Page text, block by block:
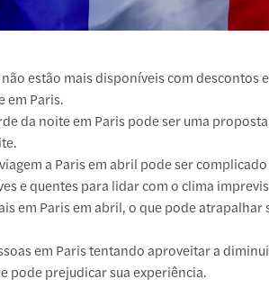
estão mais disponíveis com descontos
em Paris.
da noite em Paris pode ser uma
a Paris em abril pode ser
e quentes para lidar com o clima
em Paris em abril, o que pode atrapalhar
em Paris tentando aproveitar a
pode prejudicar sua experiência.